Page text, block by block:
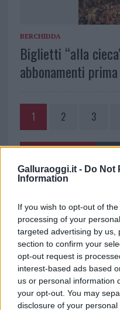
Galluraoggi.it - Do Not
Information
If you wish to opt-out of
processing of your
targeted advertising by us,
section to confirm your
opt-out request is
interest-based ads based
us or personal information
your opt-out. You may
disclosure of your
BERCHIDDA
Biglietti “alla
abbonamenti
1 2 3
bussano alle
Notre-Dame
al Molo Brin è
Strada